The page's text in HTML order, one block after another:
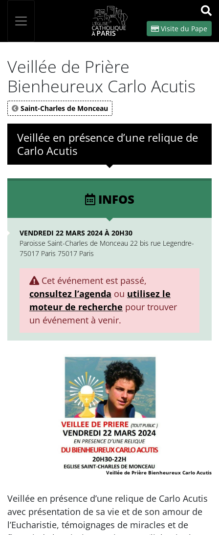
OK
Visite du Pape
Veillée de Prière
Bienheureux Carlo Acutis
Saint-Charles de Monceau
Veillée en présence d’une relique de
Carlo Acutis
INFOS
VENDREDI 22 MARS 2024 À 20H30
Paroisse Saint-Charles de Monceau 22 bis rue Legendre-
75017 Paris 75017 Paris
Cet événement est passé,
consultez l’agenda ou utilisez le
moteur de recherche pour trouver
un événement à venir.
Veillée de Prière Bienheureux Carlo Acutis
Veillée en présence d’une relique de Carlo Acutis
avec présentation de sa vie et de son amour de
l’Eucharistie, témoignages de miracles et de
Panneau de gestion des cookies